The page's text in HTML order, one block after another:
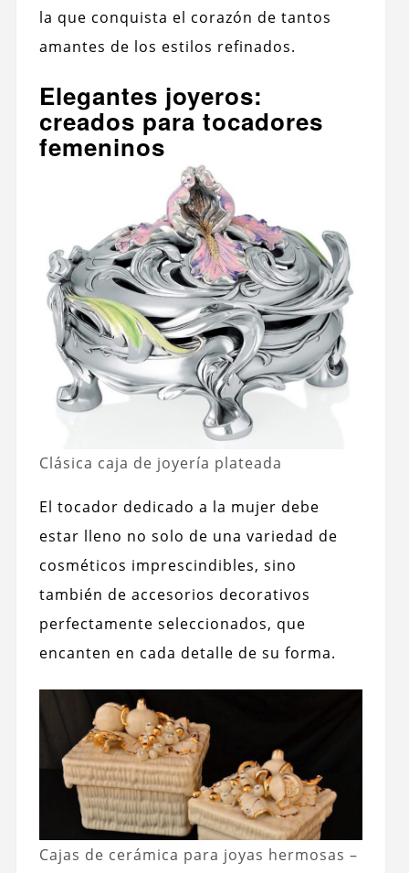
la que conquista el corazón de tantos
amantes de los estilos refinados.
Elegantes joyeros:
creados para tocadores
femeninos
Clásica caja de joyería plateada
El tocador dedicado a la mujer debe
estar lleno no solo de una variedad de
cosméticos imprescindibles, sino
también de accesorios decorativos
perfectamente seleccionados, que
encanten en cada detalle de su forma.
Cajas de cerámica para joyas hermosas –